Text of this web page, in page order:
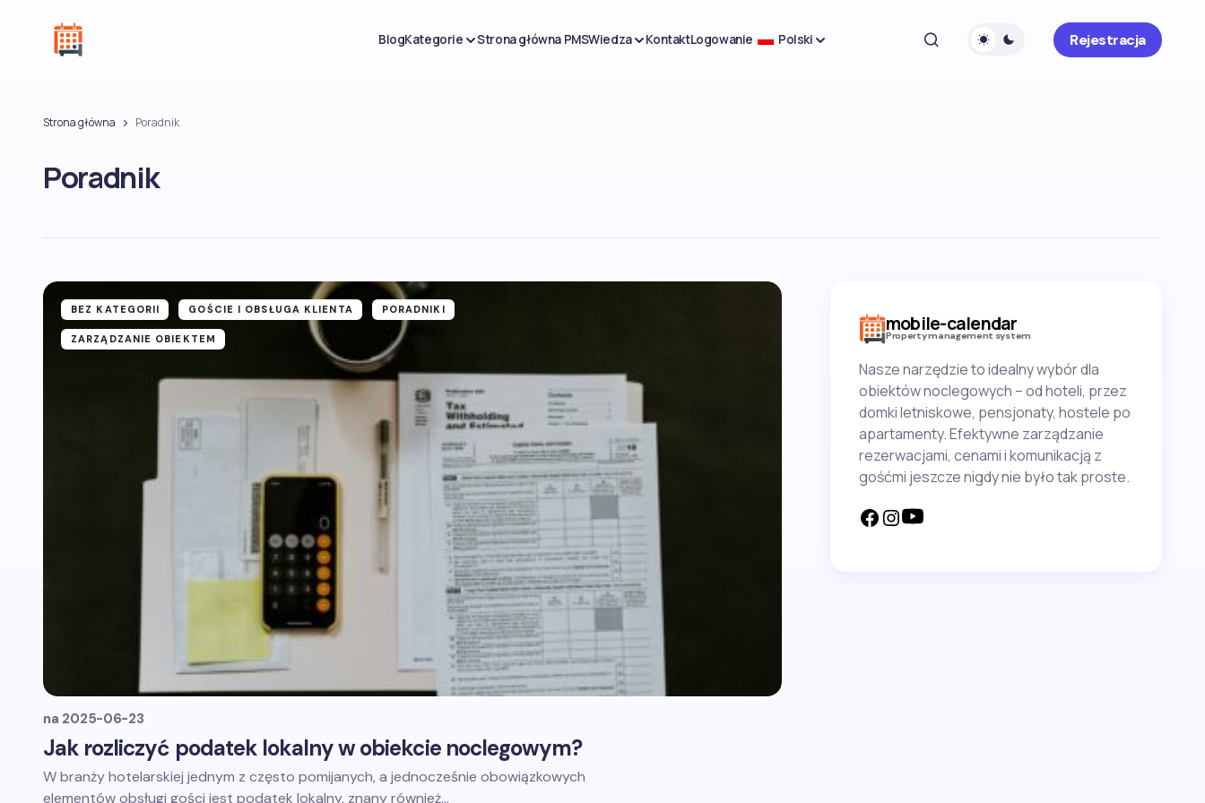
BlogKategorie Strona główna PMSWiedza KontaktLogowanie Polski Rejestracja
Strona główna Poradnik
Poradnik
BEZ KATEGORII GOŚCIE I OBSŁUGA KLIENTA PORADNIKI
ZARZĄDZANIE OBIEKTEM
na 2025-06-23
Jak rozliczyć podatek lokalny w obiekcie noclegowym?
W branży hotelarskiej jednym z często pomijanych, a jednocześnie obowiązkowych
elementów obsługi gości jest podatek lokalny, znany również…
mobile-calendar
Property management system
Nasze narzędzie to idealny wybór dla
obiektów noclegowych – od hoteli, przez
domki letniskowe, pensjonaty, hostele po
apartamenty. Efektywne zarządzanie
rezerwacjami, cenami i komunikacją z
gośćmi jeszcze nigdy nie było tak proste.